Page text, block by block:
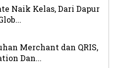
Naik Kelas, Dari Dapur
Merchant dan QRIS,
Dan...